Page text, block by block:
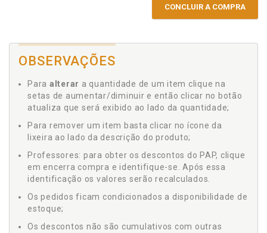
CONCLUIR A COMPRA
OBSERVAÇÕES
Para alterar a quantidade de um item clique na
setas de aumentar/diminuir e então clicar no botão
atualiza que será exibido ao lado da quantidade;
Para remover um item basta clicar no ícone da
lixeira ao lado da descrição do produto;
Professores: para obter os descontos do PAP, clique
em encerra compra e identifique-se. Após essa
identificação os valores serão recalculados.
Os pedidos ficam condicionados a disponibilidade de
estoque;
Os descontos não são cumulativos com outras